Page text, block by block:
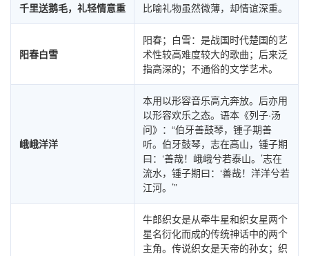
千里送鹅毛，礼轻情意重 比喻礼物虽然微薄，却情谊深重。
阳春白雪
阳春；白雪：是战国时代楚国的艺
术性较高难度较大的歌曲；后来泛
指高深的；不通俗的文学艺术。
峨峨洋洋
本用以形容音乐高亢奔放。后亦用
以形容欢乐之态。语本《列子·汤
问》：“伯牙善鼓琴，锺子期善
听。伯牙鼓琴，志在高山，锺子期
曰：‘善哉！峨峨兮若泰山。’志在
流水，锺子期曰：‘善哉！洋洋兮若
江河。’”
牛郎织女是从牵牛星和织女星两个
星名衍化而成的传统神话中的两个
主角。传说织女是天帝的孙女；织